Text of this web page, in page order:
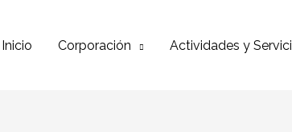
Inicio Corporación Actividades y